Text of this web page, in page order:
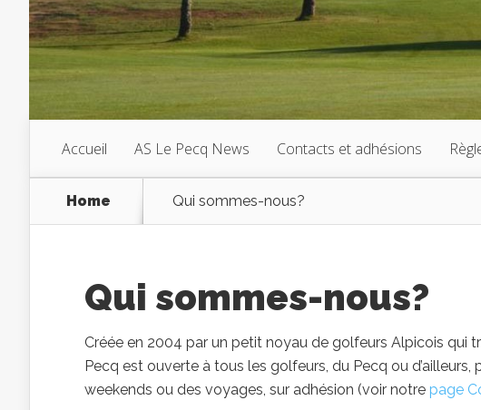
Accueil AS Le Pecq News Contacts et adhésions
Home Qui sommes-nous?
Qui sommes-nous?
Créée en 2004 par un petit noyau de golfeurs Alpicois qui
Pecq est ouverte à tous les golfeurs, du Pecq ou
weekends ou des voyages, sur adhésion (voir notre page